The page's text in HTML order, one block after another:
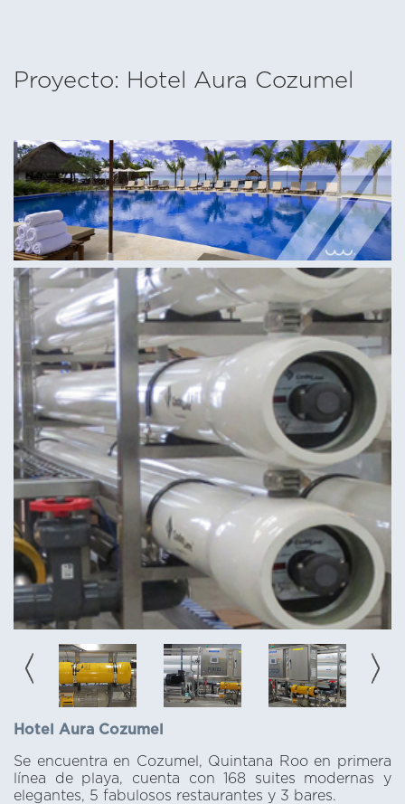
Proyecto: Hotel Aura Cozumel
Hotel Aura Cozumel
Se encuentra en Cozumel, Quintana Roo en primera
línea de playa, cuenta con 168 suites modernas y
elegantes, 5 fabulosos restaurantes y 3 bares.